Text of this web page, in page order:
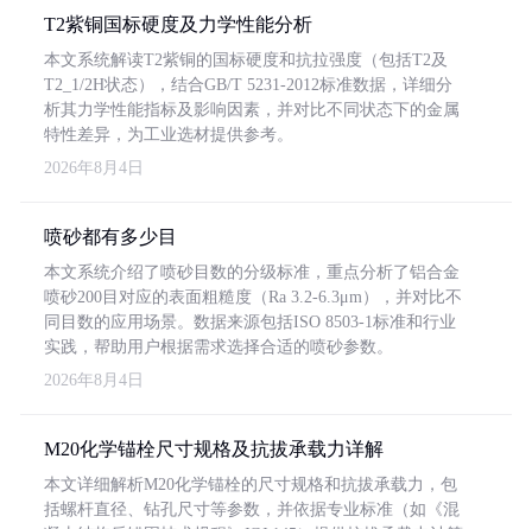
T2紫铜国标硬度及力学性能分析
本文系统解读T2紫铜的国标硬度和抗拉强度（包括T2及
T2_1/2H状态），结合GB/T 5231-2012标准数据，详细分
析其力学性能指标及影响因素，并对比不同状态下的金属
特性差异，为工业选材提供参考。
2026年8月4日
喷砂都有多少目
本文系统介绍了喷砂目数的分级标准，重点分析了铝合金
喷砂200目对应的表面粗糙度（Ra 3.2-6.3μm），并对比不
同目数的应用场景。数据来源包括ISO 8503-1标准和行业
实践，帮助用户根据需求选择合适的喷砂参数。
2026年8月4日
M20化学锚栓尺寸规格及抗拔承载力详解
本文详细解析M20化学锚栓的尺寸规格和抗拔承载力，包
括螺杆直径、钻孔尺寸等参数，并依据专业标准（如《混